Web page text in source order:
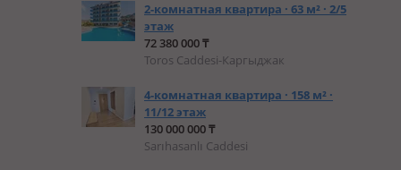
2-комнатная квартира · 63 м² · 2/5
этаж
72 380 000 ₸
Toros Caddesi-Каргыджак
4-комнатная квартира · 158 м² ·
11/12 этаж
130 000 000 ₸
Sarıhasanlı Caddesi